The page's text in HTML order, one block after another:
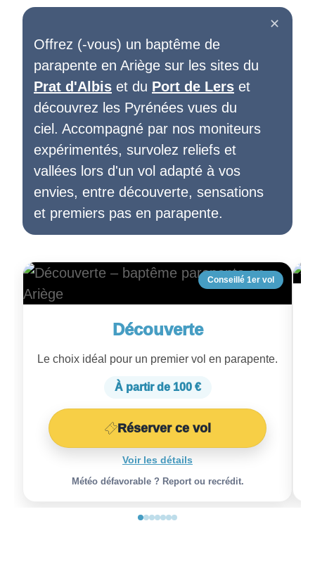
✕
Offrez (-vous) un baptême de
parapente en Ariège sur les sites du
Prat d'Albis et du Port de Lers et
découvrez les Pyrénées vues du
ciel. Accompagné par nos moniteurs
expérimentés, survolez reliefs et
vallées lors d'un vol adapté à vos
envies, entre découverte, sensations
et premiers pas en parapente.
Conseillé 1er vol
Découverte
Le choix idéal pour un premier vol en parapente.
À partir de 100 €
Réserver ce vol
Voir les détails
Météo défavorable ? Report ou recrédit.